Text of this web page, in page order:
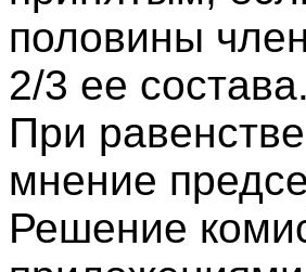
половины
2/3 ее состава.
При
мнение
Решение